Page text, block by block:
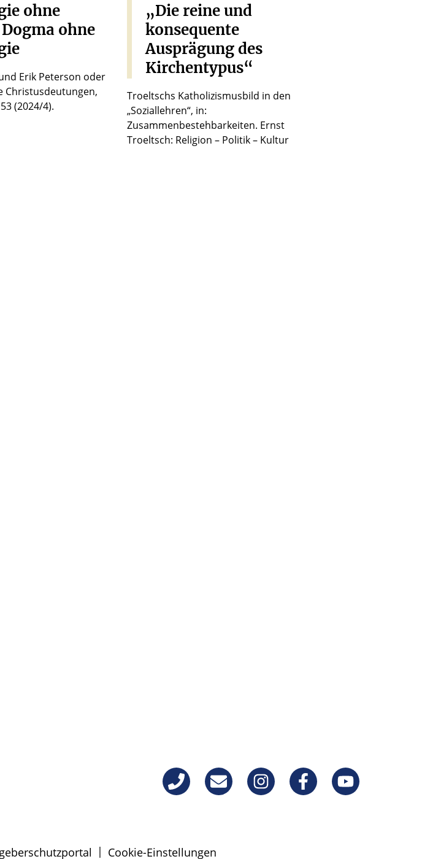
ohne
Dogma ohne
Erik Peterson oder
Christusdeutungen,
(2024/4).
„Die reineund
konsequente
Ausprägungdes
Kirchentypus“
Troeltschs Katholizismusbild in den
„Soziallehren“, in:
Zusammenbestehbarkeiten. Ernst
Troeltsch: Religion – Politik – Kultur
| Cookie-Einstellungen